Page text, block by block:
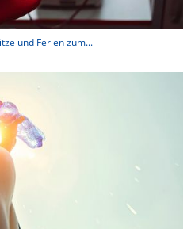
und Ferien zum...